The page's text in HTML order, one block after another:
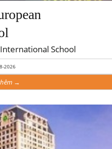
School
2026
→